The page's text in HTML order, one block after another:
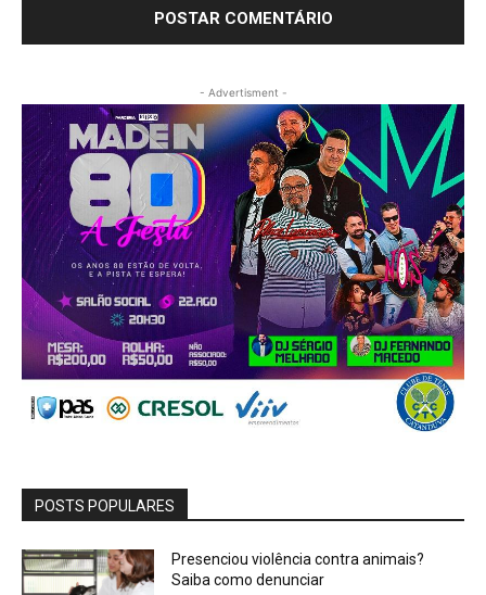
- Advertisment -
POSTS POPULARES
Presenciou violência contra animais?
Saiba como denunciar